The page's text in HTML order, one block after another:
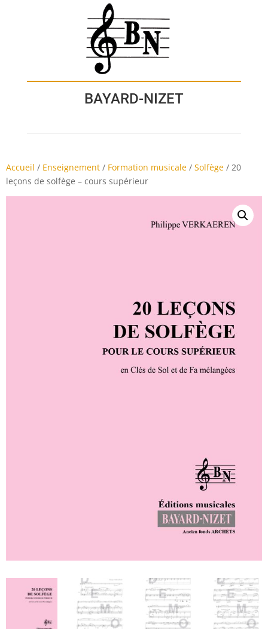
BAYARD-NIZET
Accueil / Enseignement / Formation musicale / Solfège / 20
leçons de solfège – cours supérieur